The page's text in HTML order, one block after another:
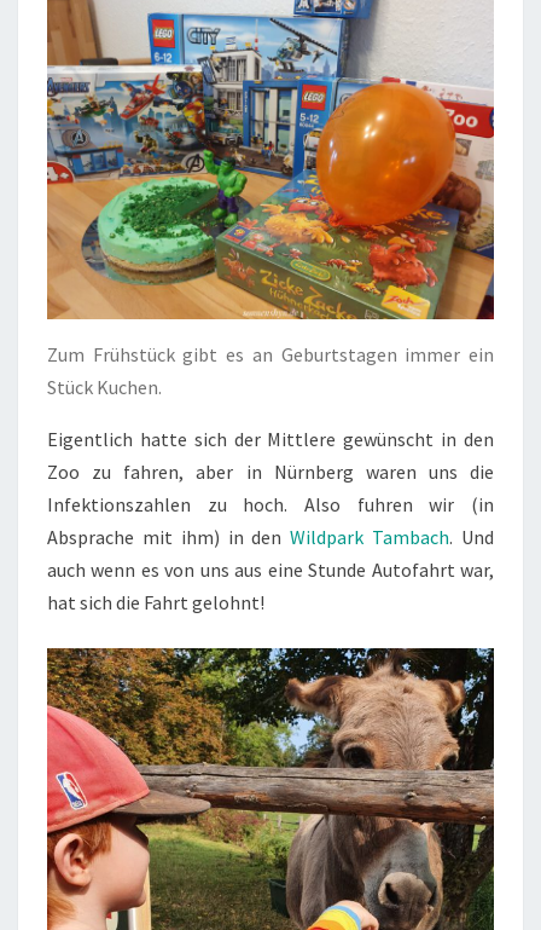
Zum Frühstück gibt es an Geburtstagen immer ein
Stück Kuchen.
Eigentlich hatte sich der Mittlere gewünscht in den
Zoo zu fahren, aber in Nürnberg waren uns die
Infektionszahlen zu hoch. Also fuhren wir (in
Absprache mit ihm) in denWildpark Tambach. Und
auch wenn es von uns aus eine Stunde Autofahrt war,
hat sich die Fahrt gelohnt!